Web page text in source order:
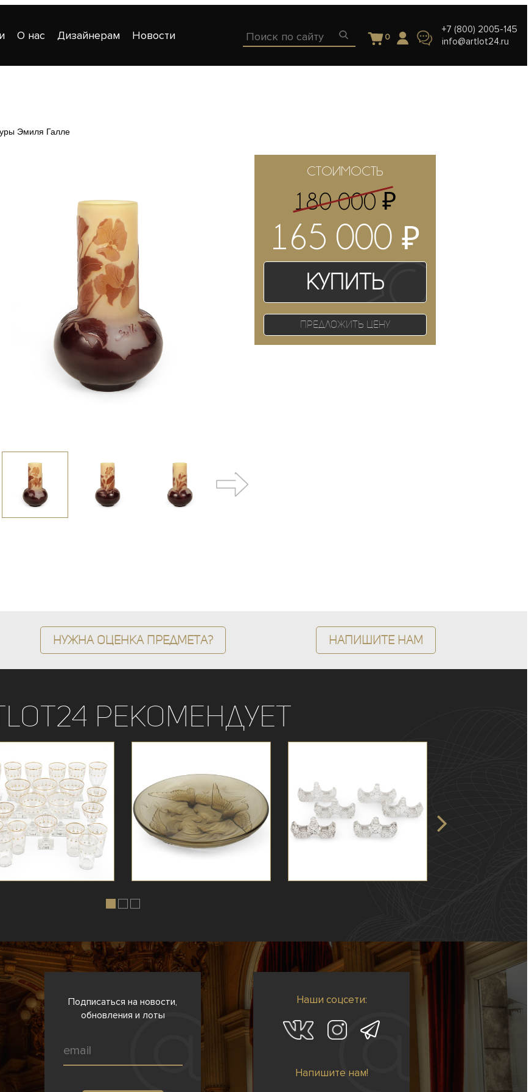
О нас Дизайнерам Новости 0
+7 (800) 2005-145
info@artlot24.ru
Эмиля Галле
СТОИМОСТЬ
180 000₽
165 000 ₽
Купить
Предложить цену
Нужна оценка предмета? Напишите нам
рекомендует
Подписаться на новости,
обновления и лоты
Наши соцсети:
Напишите нам!